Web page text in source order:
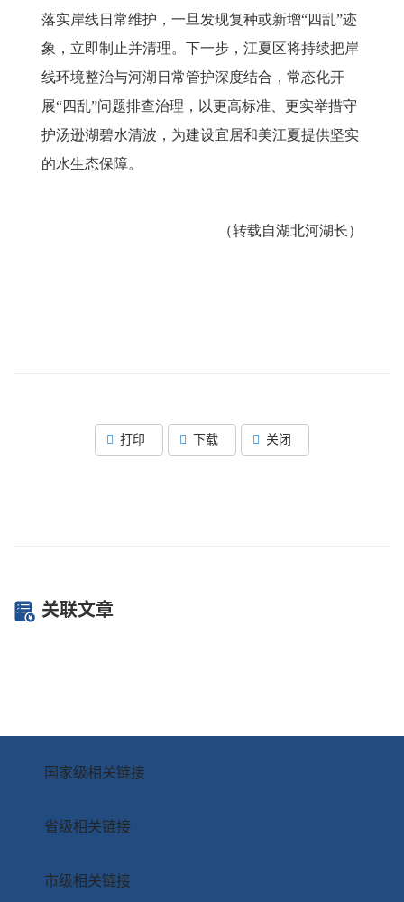
落实岸线日常维护，一旦发现复种或新增“四乱”迹
象，立即制止并清理。下一步，江夏区将持续把岸
线环境整治与河湖日常管护深度结合，常态化开
展“四乱”问题排查治理，以更高标准、更实举措守
护汤逊湖碧水清波，为建设宜居和美江夏提供坚实
的水生态保障。
（转载自湖北河湖长）
打印 下载 关闭
关联文章
国家级相关链接
省级相关链接
市级相关链接